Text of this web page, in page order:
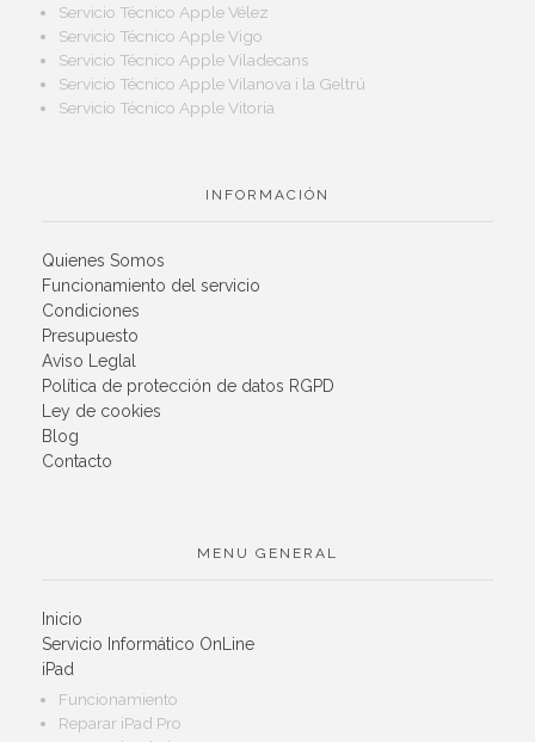
Servicio Técnico Apple Vélez
Servicio Técnico Apple Vigo
Servicio Técnico Apple Viladecans
Servicio Técnico Apple Vilanova i la Geltrú
Servicio Técnico Apple Vitoria
INFORMACIÓN
Quienes Somos
Funcionamiento del servicio
Condiciones
Presupuesto
Aviso Leglal
Política de protección de datos RGPD
Ley de cookies
Blog
Contacto
MENU GENERAL
Inicio
Servicio Informático OnLine
iPad
Funcionamiento
Reparar iPad Pro